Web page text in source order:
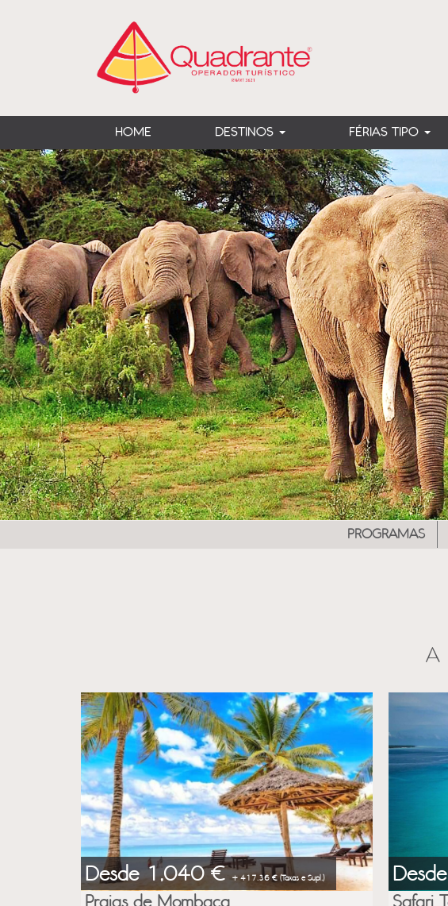
HOME DESTINOS FÉRIAS TIPO
PROGRAMAS
A
Previous
Desde 1,040 €+ 417.36 € (Taxas e Supl.)